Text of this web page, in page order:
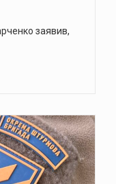
заявив,